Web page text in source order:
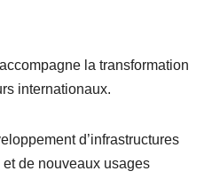
la transformation
internationaux.
d’infrastructures
de nouveaux usages